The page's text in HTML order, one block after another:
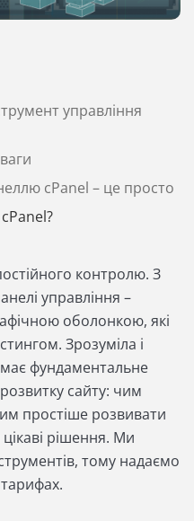
управління
cPanel – це просто
контролю. З
управління –
оболонкою, які
Зрозуміла і
фундаментальне
сайту: чим
простіше розвивати
цікаві рішення. Ми
тому надаємо
тарифах.